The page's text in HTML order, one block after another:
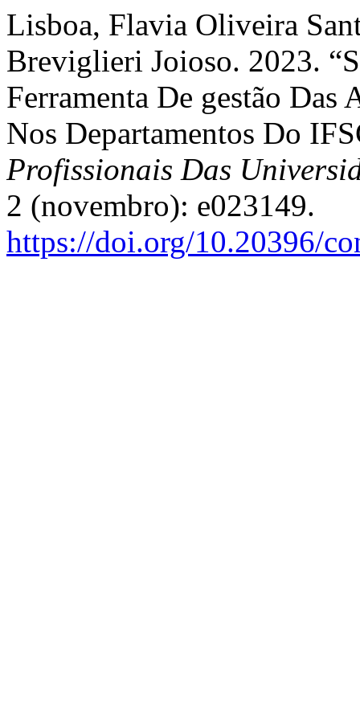
Lisboa, Flavia Oliveira
Breviglieri Joioso. 2023.
Ferramenta De gestão
Nos Departamentos Do
Profissionais Das
2 (novembro): e023149.
https://doi.org/10.20396/